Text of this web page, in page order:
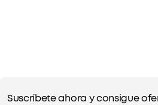
Suscríbete ahora y consigue